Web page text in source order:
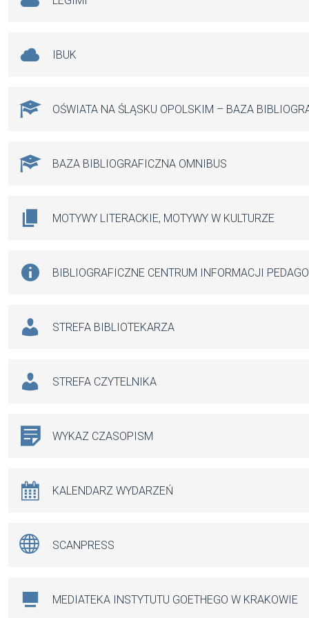
IBUK
OŚWIATA NA ŚLĄSKU OPOLSKIM – BAZA
BAZA BIBLIOGRAFICZNA OMNIBUS
MOTYWY LITERACKIE, MOTYWY W KULTURZE
BIBLIOGRAFICZNE CENTRUM INFORMACJI
STREFA BIBLIOTEKARZA
STREFA CZYTELNIKA
WYKAZ CZASOPISM
KALENDARZ WYDARZEŃ
SCANPRESS
MEDIATEKA INSTYTUTU GOETHEGO W KRAKOWIE